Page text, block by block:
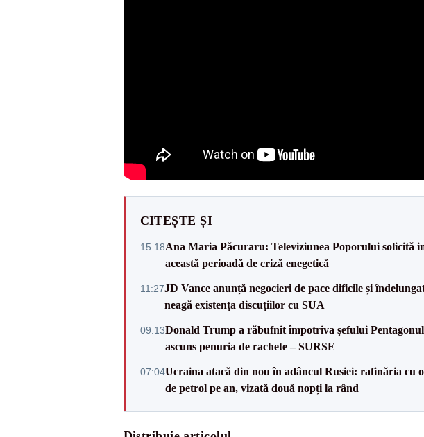
CITEȘTE ȘI
15:18Ana Maria Păcuraru: Televiziunea Poporului solicită
această perioadă de criză enegetică
11:27JD Vance anunță negocieri de pace dificile și
neagă existența discuțiilor cu SUA
09:13Donald Trump a răbufnit împotriva șefului
ascuns penuria de rachete – SURSE
07:04Ucraina atacă din nou în adâncul Rusiei: rafinăria cu
de petrol pe an, vizată două nopți la rând